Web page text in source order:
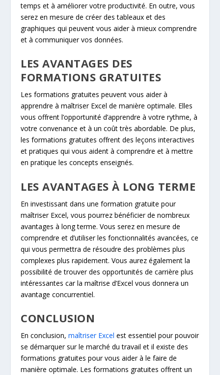
temps et à améliorer votre productivité. En outre, vous
serez en mesure de créer des tableaux et des
graphiques qui peuvent vous aider à mieux comprendre
et à communiquer vos données.
LES AVANTAGES DES
FORMATIONS GRATUITES
Les formations gratuites peuvent vous aider à
apprendre à maîtriser Excel de manière optimale. Elles
vous offrent l’opportunité d’apprendre à votre rythme, à
votre convenance et à un coût très abordable. De plus,
les formations gratuites offrent des leçons interactives
et pratiques qui vous aident à comprendre et à mettre
en pratique les concepts enseignés.
LES AVANTAGES À LONG TERME
En investissant dans une formation gratuite pour
maîtriser Excel, vous pourrez bénéficier de nombreux
avantages à long terme. Vous serez en mesure de
comprendre et d’utiliser les fonctionnalités avancées, ce
qui vous permettra de résoudre des problèmes plus
complexes plus rapidement. Vous aurez également la
possibilité de trouver des opportunités de carrière plus
intéressantes car la maîtrise d’Excel vous donnera un
avantage concurrentiel.
CONCLUSION
En conclusion,maîtriser Excel est essentiel pour pouvoir
se démarquer sur le marché du travail et il existe des
formations gratuites pour vous aider à le faire de
manière optimale. Les formations gratuites offrent un